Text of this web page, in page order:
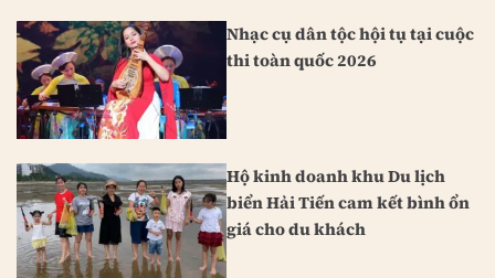
Nhạc cụ dân tộc hội tụ tại cuộc
thi toàn quốc 2026
Hộ kinh doanh khu Du lịch
biển Hải Tiến cam kết bình ổn
giá cho du khách